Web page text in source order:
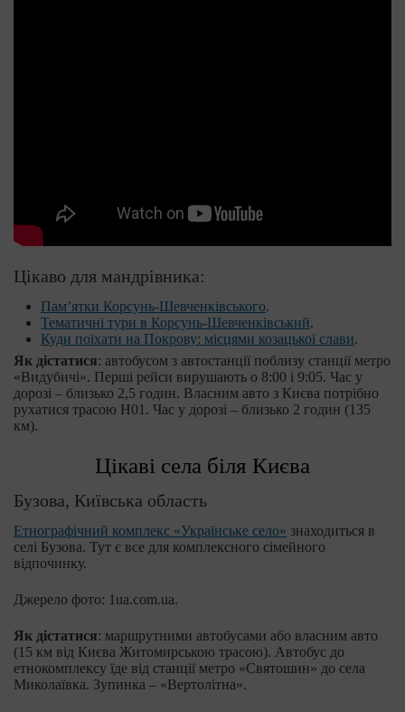
Цікаво для мандрівника:
Пам’ятки Корсунь-Шевченківського.
Тематичні тури в Корсунь-Шевченківський.
Куди поїхати на Покрову: місцями козацької слави.
Як дістатися: автобусом з автостанції поблизу станції метро
«Видубичі». Перші рейси вирушають о 8:00 і 9:05. Час у
дорозі – близько 2,5 годин. Власним авто з Києва потрібно
рухатися трасою H01. Час у дорозі – близько 2 годин (135
км).
Цікаві села біля Києва
Бузова, Київська область
Етнографічний комплекс «Українське село» знаходиться в
селі Бузова. Тут є все для комплексного сімейного
відпочинку.
Джерело фото: 1ua.com.ua.
Як дістатися: маршрутними автобусами або власним авто
(15 км від Києва Житомирською трасою). Автобус до
етнокомплексу їде від станції метро «Святошин» до села
Миколаївка. Зупинка – «Вертолітна».